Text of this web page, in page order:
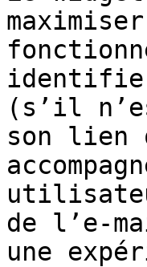
identifie
(s’il
son lien
de l’e-
une